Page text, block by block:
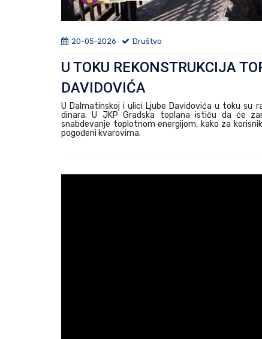
20-05-2026 Društvo
U TOKU REKONSTRUKCIJA
DAVIDOVIĆA
U Dalmatinskoj i ulici Ljube Davidovića u toku su
dinara. U JKP Gradska toplana ističu da će
snabdevanje toplotnom energijom, kako za
pogođeni kvarovima.